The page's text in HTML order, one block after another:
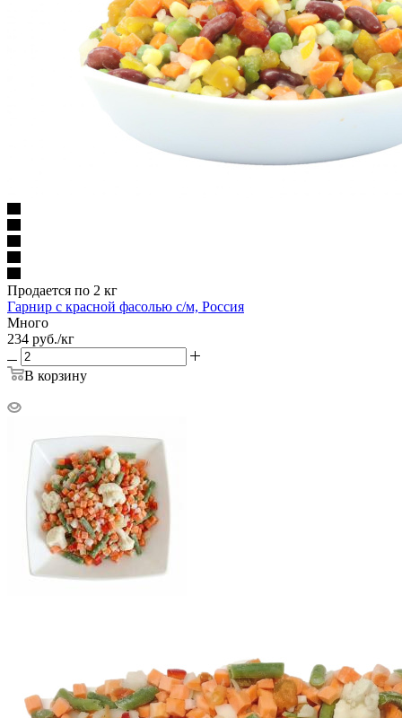
Продается по 2 кг
Гарнир с красной фасолью с/м, Россия
Много
234 руб./кг
В корзину